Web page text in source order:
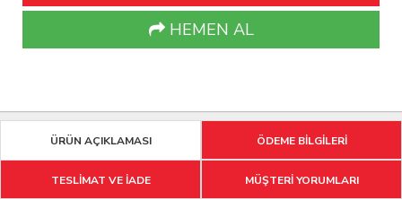
HEMEN AL
ÜRÜN AÇIKLAMASI ÖDEME BİLGİLERİ
TESLİMAT VE İADE MÜŞTERİ YORUMLARI